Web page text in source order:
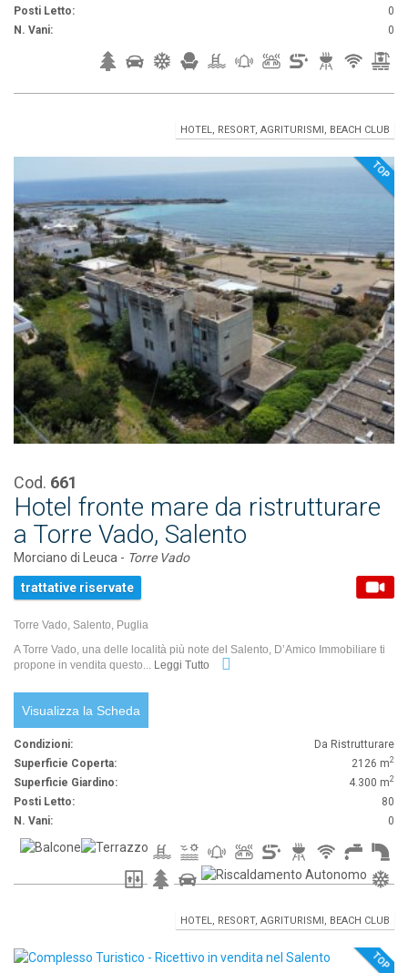
Posti Letto:
0
N. Vani:
0
HOTEL, RESORT, AGRITURISMI, BEACH CLUB
TOP
Cod. 661
Hotel fronte mare da ristrutturare
a Torre Vado, Salento
Morciano di Leuca - Torre Vado
trattative riservate
Torre Vado, Salento, Puglia
A Torre Vado, una delle località più note del Salento, D’Amico Immobiliare ti
propone in vendita questo... Leggi Tutto
Visualizza la Scheda
Condizioni:
Da Ristrutturare
Superficie Coperta:
2126 m2
Superficie Giardino: 4.300 m2
Posti Letto:
80
N. Vani:
0
HOTEL, RESORT, AGRITURISMI, BEACH CLUB
TOP